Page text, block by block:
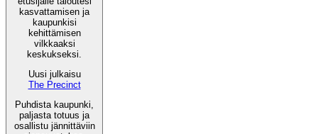
kasvattamisen ja
kaupunkisi
kehittämisen
vilkkaaksi
keskukseksi.
Uusi julkaisu
The Precinct
Puhdista kaupunki,
paljasta totuus ja
osallistu jännittäviin